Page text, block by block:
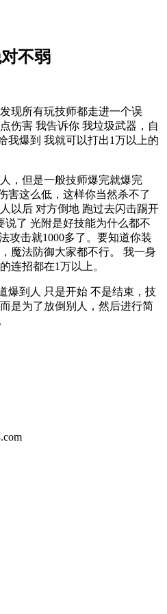
不弱
所有玩技师都走进一个误
伤害 我告诉你 我垃圾武器，自
我爆到 我就可以打出1万以上的
但是一般技师爆完就爆完
害这么低，这样你当然杀不了
以后 对方倒地 跑过去闪击踢开
说了 光附是好技能为什么都不
攻击就1000多了。要知道你装
魔法防御大家都不行。 我一身
连招都在1万以上。
到人 只是开始 不是结束，技
是为了放倒别人，然后进行简